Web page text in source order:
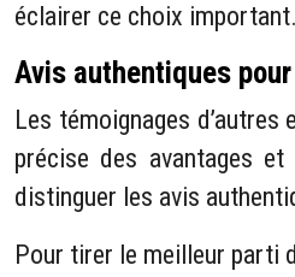
éclairer ce choix important.
Avis authentiques
Les témoignages
précise des avantages
distinguer les avis
Pour tirer le meilleur parti